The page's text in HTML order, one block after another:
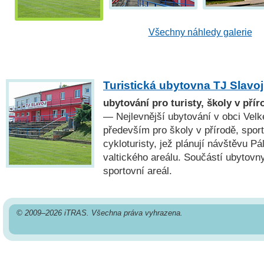
Všechny náhledy galerie
Turistická ubytovna TJ Slavoj
ubytování pro turisty, školy v
— Nejlevnější ubytování v obci
především pro školy v přírodě,
cykloturisty, jež plánují návštěvu
valtického areálu. Součástí
sportovní areál.
© 2009–2026 iTRAS. Všechna práva vyhrazena.